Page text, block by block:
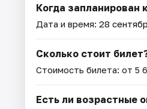
Когда запланирован
Дата и время: 28
Сколько стоит
Стоимость билета: от 5
Есть ли возрастные